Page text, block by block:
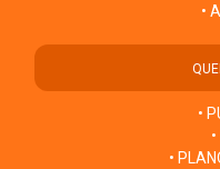
•
•
•